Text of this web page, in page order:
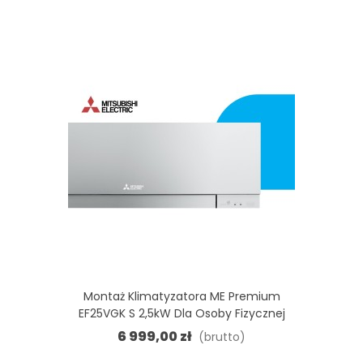
Montaż Klimatyzatora ME Premium
EF25VGK S 2,5kW Dla Osoby Fizycznej
6 999,00 zł (brutto)